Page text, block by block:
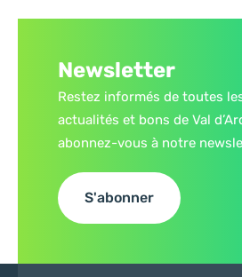
Newsletter
Restez informés de toutes
actualités et bons de Val
abonnez-vous à notre
S'abonner